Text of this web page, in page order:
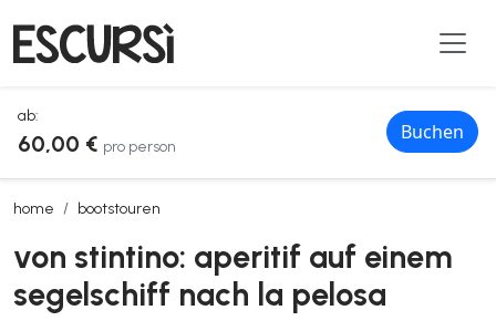
ab:
60,00 € pro person
Buchen
home bootstouren
von stintino: aperitif auf einem segelschiff nach la pelosa
von stintino: aperitif auf einem
segelschiff nach la pelosa